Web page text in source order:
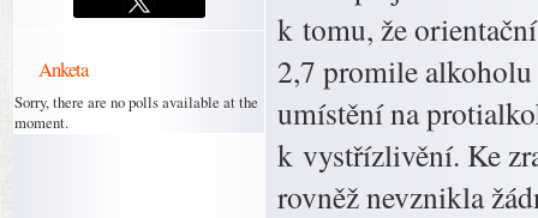
Anketa
Sorry, there are no polls available at the
moment.
k tomu, že
2,7 promile
umístění na
k vystřízlivění. Ke
rovněž nevznikla